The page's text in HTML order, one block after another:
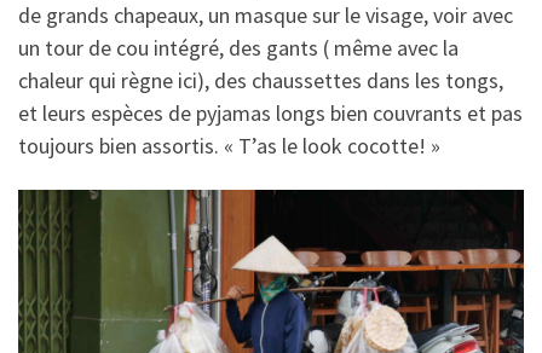
de grands chapeaux, un masque sur le visage, voir avec
un tour de cou intégré, des gants ( même avec la
chaleur qui règne ici), des chaussettes dans les tongs,
et leurs espèces de pyjamas longs bien couvrants et pas
toujours bien assortis. « T’as le look cocotte! »